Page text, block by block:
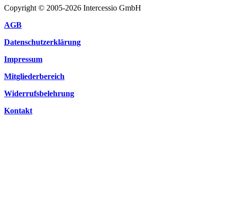
Copyright © 2005-2026 Intercessio GmbH
AGB
Datenschutzerklärung
Impressum
Mitgliederbereich
Widerrufsbelehrung
Kontakt